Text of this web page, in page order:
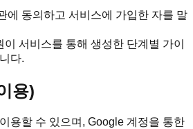
에 동의하고 서비스에 가입한 자를 말
서비스를 통해 생성한 단계별 가이
다.
용)
용할 수 있으며, Google 계정을 통한